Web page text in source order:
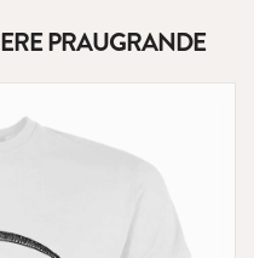
PRAUGRANDE